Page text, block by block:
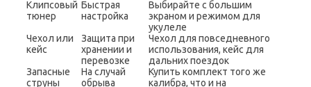
Клипсовый
тюнер
Быстрая
настройка
Выбирайте с большим
экраном и режимом для
укулеле
Чехол или
кейс
Защита при
хранении и
перевозке
Чехол для повседневного
использования, кейс для
дальних поездок
Запасные
струны
На случай
обрыва
Купить комплект того же
калибра, что и на